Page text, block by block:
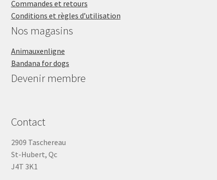
Commandes et retours
Conditions et règles d’utilisation
Nos magasins
Animauxenligne
Bandana for dogs
Devenir membre
Contact
2909 Taschereau
St-Hubert, Qc
J4T 3K1